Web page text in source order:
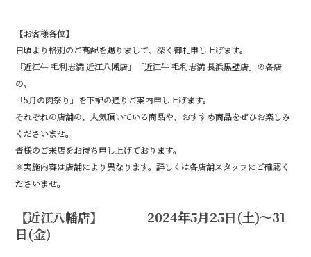
【お客様各位】
日頃より格別のご高配を賜りまして、深く御礼申し上げます。
「近江牛 毛利志満 近江八幡店」「近江牛 毛利志満 長浜黒壁店」の各店
の、
「5月の肉祭り」を下記の通りご案内申し上げます。
それぞれの店舗の、人気頂いている商品や、おすすめ商品をぜひお楽しみ
くださいませ。
皆様のご来店をお待ち申し上げております。
※実施内容は店舗により異なります。詳しくは各店舗スタッフにご確認く
ださいませ。
【近江八幡店】 2024年5月25日(土)～31
日(金)